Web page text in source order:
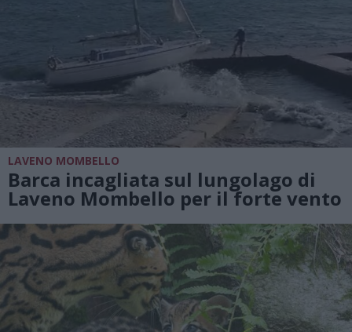
LAVENO MOMBELLO
Barca incagliata sul lungolago di
Laveno Mombello per il forte vento